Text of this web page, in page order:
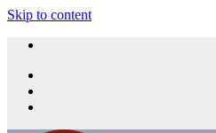
Skip to content